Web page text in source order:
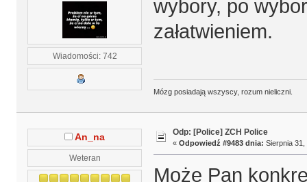
Wiadomości: 742
wybory, po
załatwieniem.
Mózg posiadają wszyscy, rozum nieliczni.
An_na
Weteran
Odp: [Police] ZCH Police
« Odpowiedź #9483 dnia: Sierpnia
Może Pan